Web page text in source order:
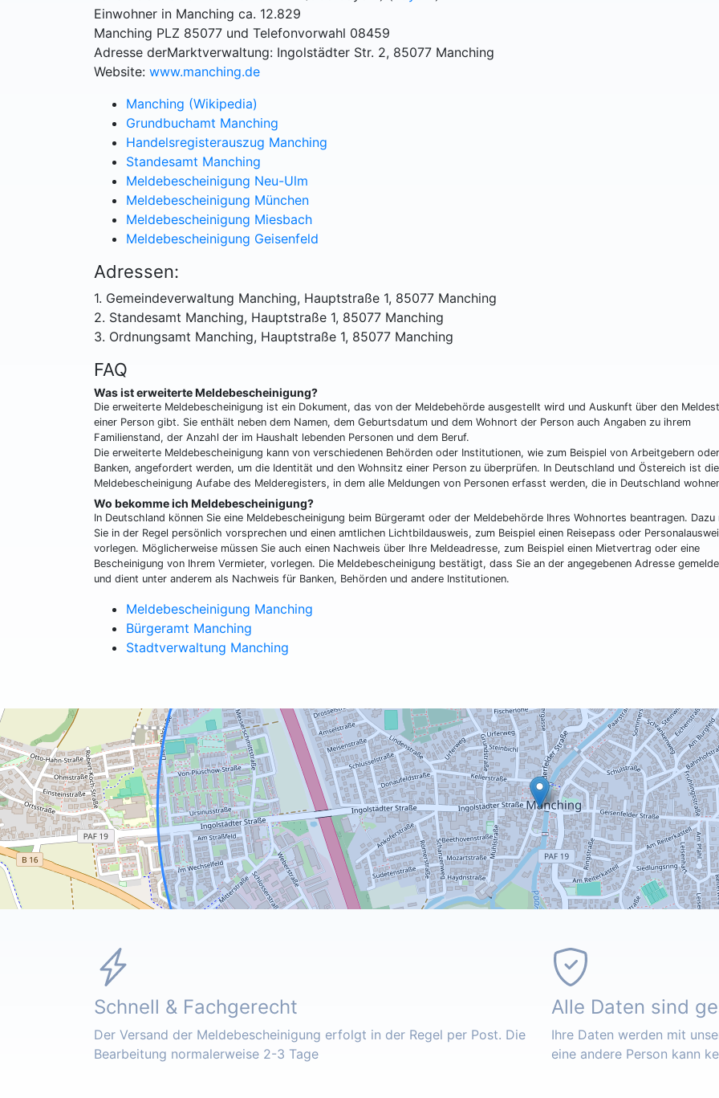
Einwohner in Manching ca. 12.829
Manching PLZ 85077 und Telefonvorwahl 08459
Adresse derMarktverwaltung: Ingolstädter Str. 2, 85077 Manching
Website: www.manching.de
Manching (Wikipedia)
Grundbuchamt Manching
Handelsregisterauszug Manching
Standesamt Manching
Meldebescheinigung Neu-Ulm
Meldebescheinigung München
Meldebescheinigung Miesbach
Meldebescheinigung Geisenfeld
Adressen:
1. Gemeindeverwaltung Manching, Hauptstraße 1, 85077 Manching
2. Standesamt Manching, Hauptstraße 1, 85077 Manching
3. Ordnungsamt Manching, Hauptstraße 1, 85077 Manching
FAQ
Was ist erweiterte Meldebescheinigung?
Die erweiterte Meldebescheinigung ist ein Dokument, das von der Meldebehörde ausgestellt wird und Auskunft über den
einer Person gibt. Sie enthält neben dem Namen, dem Geburtsdatum und dem Wohnort der Person auch Angaben zu ihrem
Familienstand, der Anzahl der im Haushalt lebenden Personen und dem Beruf.
Die erweiterte Meldebescheinigung kann von verschiedenen Behörden oder Institutionen, wie zum Beispiel von Arbeitgebern oder
Banken, angefordert werden, um die Identität und den Wohnsitz einer Person zu überprüfen. In Deutschland und Östereich ist die
Meldebescheinigung Aufabe des Melderegisters, in dem alle Meldungen von Personen erfasst werden, die in Deutschland
Wo bekomme ich Meldebescheinigung?
In Deutschland können Sie eine Meldebescheinigung beim Bürgeramt oder der Meldebehörde Ihres Wohnortes beantragen. Dazu
Sie in der Regel persönlich vorsprechen und einen amtlichen Lichtbildausweis, zum Beispiel einen Reisepass oder
vorlegen. Möglicherweise müssen Sie auch einen Nachweis über Ihre Meldeadresse, zum Beispiel einen Mietvertrag oder eine
Bescheinigung von Ihrem Vermieter, vorlegen. Die Meldebescheinigung bestätigt, dass Sie an der angegebenen Adresse
und dient unter anderem als Nachweis für Banken, Behörden und andere Institutionen.
Meldebescheinigung Manching
Bürgeramt Manching
Stadtverwaltung Manching
Schnell & Fachgerecht
Der Versand der Meldebescheinigung erfolgt in der Regel per Post. Die
Bearbeitung normalerweise 2-3 Tage
Alle Daten sind
Ihre Daten werden mit
eine andere Person kann